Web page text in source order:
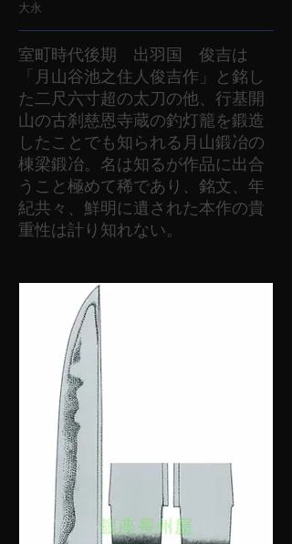
大永
室町時代後期 出羽国 俊吉は
「月山谷池之住人俊吉作」と銘し
た二尺六寸超の太刀の他、行基開
山の古刹慈恩寺蔵の釣灯籠を鍛造
したことでも知られる月山鍛冶の
棟梁鍛冶。名は知るが作品に出合
うこと極めて稀であり、銘文、年
紀共々、鮮明に遺された本作の貴
重性は計り知れない。